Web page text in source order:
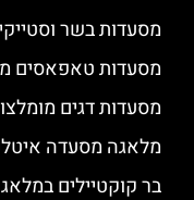
מסעדות בשר
מסעדות טאפאסים
מסעדות דגים
מלאגה מסעדה